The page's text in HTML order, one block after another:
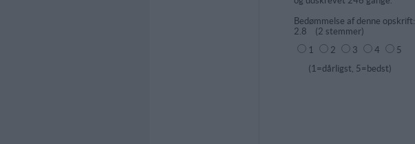
Bedømmelse af denne opskrift:
2.8 (2 stemmer)
1
2 3 4
5
(1=dårligst, 5=bedst)